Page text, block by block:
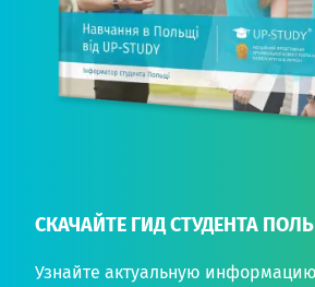
СКАЧАЙТЕ ГИД СТУДЕНТА
Узнайте актуальную